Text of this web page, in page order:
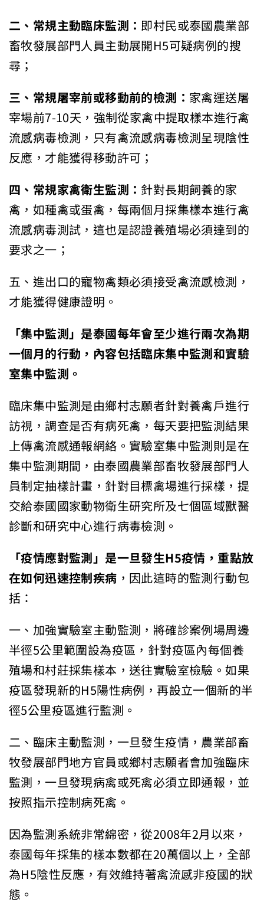
二、常規主動臨床監測：即村民或泰國農業部
畜牧發展部門人員主動展開H5可疑病例的搜
尋；
三、常規屠宰前或移動前的檢測：家禽運送屠
宰場前7-10天，強制從家禽中提取樣本進行禽
流感病毒檢測，只有禽流感病毒檢測呈現陰性
反應，才能獲得移動許可；
四、常規家禽衛生監測：針對長期飼養的家
禽，如種禽或蛋禽，每兩個月採集樣本進行禽
流感病毒測試，這也是認證養殖場必須達到的
要求之一；
五、進出口的寵物禽類必須接受禽流感檢測，
才能獲得健康證明。
「集中監測」是泰國每年會至少進行兩次為期
一個月的行動，內容包括臨床集中監測和實驗
室集中監測。
臨床集中監測是由鄉村志願者針對養禽戶進行
訪視，調查是否有病死禽，每天要把監測結果
上傳禽流感通報網絡。實驗室集中監測則是在
集中監測期間，由泰國農業部畜牧發展部門人
員制定抽樣計畫，針對目標禽場進行採樣，提
交給泰國國家動物衛生研究所及七個區域獸醫
診斷和研究中心進行病毒檢測。
「疫情應對監測」是一旦發生H5疫情，重點放
在如何迅速控制疾病，因此這時的監測行動包
括：
一、加強實驗室主動監測，將確診案例場周邊
半徑5公里範圍設為疫區，針對疫區內每個養
殖場和村莊採集樣本，送往實驗室檢驗。如果
疫區發現新的H5陽性病例，再設立一個新的半
徑5公里疫區進行監測。
二、臨床主動監測，一旦發生疫情，農業部畜
牧發展部門地方官員或鄉村志願者會加強臨床
監測，一旦發現病禽或死禽必須立即通報，並
按照指示控制病死禽。
因為監測系統非常綿密，從2008年2月以來，
泰國每年採集的樣本數都在20萬個以上，全部
為H5陰性反應，有效維持著禽流感非疫國的狀
態。